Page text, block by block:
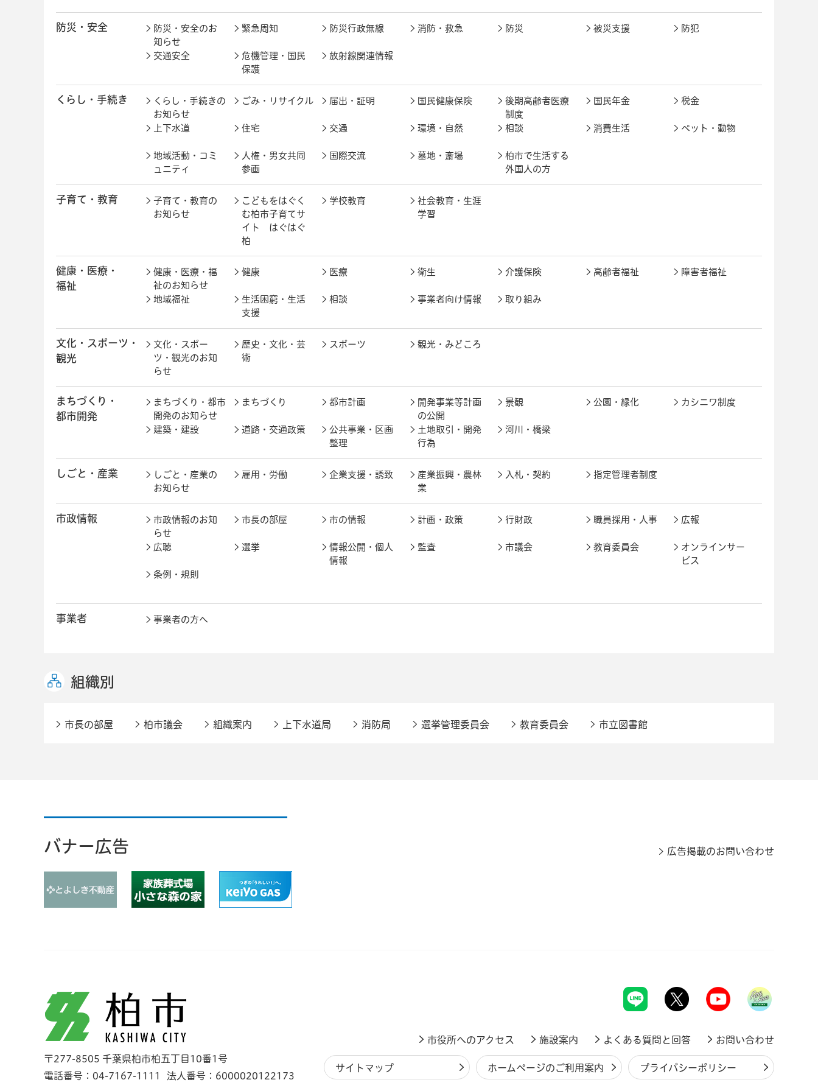
防災・安全
防災・安全のお
知らせ
緊急周知 防災行政無線 消防・救急 防災 被災支援 防犯
交通安全
危機管理・国民
保護
放射線関連情報
くらし・手続き
くらし・手続きの
お知らせ
ごみ・リサイクル 届出・証明 国民健康保険
後期高齢者医療
制度
国民年金 税金
上下水道 住宅 交通 環境・自然 相談 消費生活 ペット・動物
地域活動・コミ
ュニティ
人権・男女共同
参画
国際交流 墓地・斎場
柏市で生活する
外国人の方
子育て・教育
子育て・教育の
お知らせ
こどもをはぐく
む柏市子育てサ
イト はぐはぐ
柏
学校教育
社会教育・生涯
学習
健康・医療・
福祉
健康・医療・福
祉のお知らせ
健康 医療 衛生 介護保険 高齢者福祉 障害者福祉
地域福祉
生活困窮・生活
支援
相談 事業者向け情報 取り組み
文化・スポーツ・
観光
文化・スポー
ツ・観光のお知
らせ
歴史・文化・芸
術
スポーツ 観光・みどころ
まちづくり・
都市開発
まちづくり・都市
開発のお知らせ
まちづくり 都市計画
開発事業等計画
の公開
景観 公園・緑化 カシニワ制度
建築・建設 道路・交通政策
公共事業・区画
整理
土地取引・開発
行為
河川・橋梁
しごと・産業
しごと・産業の
お知らせ
雇用・労働 企業支援・誘致
産業振興・農林
業
入札・契約 指定管理者制度
市政情報
市政情報のお知
らせ
市長の部屋 市の情報 計画・政策 行財政 職員採用・人事 広報
広聴 選挙
情報公開・個人
情報
監査 市議会 教育委員会
オンラインサー
ビス
条例・規則
事業者 事業者の方へ
組織別
市長の部屋 柏市議会 組織案内 上下水道局 消防局 選挙管理委員会 教育委員会 市立図書館
バナー広告 広告掲載のお問い合わせ
柏市
〒277-8505 千葉県柏市柏五丁目10番1号
電話番号：04-7167-1111
法人番号：6000020122173
市役所へのアクセス 施設案内 よくある質問と回答 お問い合わせ
サイトマップ ホームページのご利用案内 プライバシーポリシー